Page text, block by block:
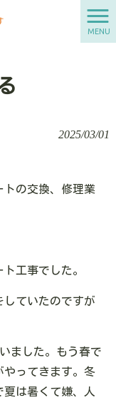
MENU
2025/03/01
トの交換、修理業
工事でした。
ていたのですが
ました。もう春で
やってきます。冬
は暑くて嫌、人